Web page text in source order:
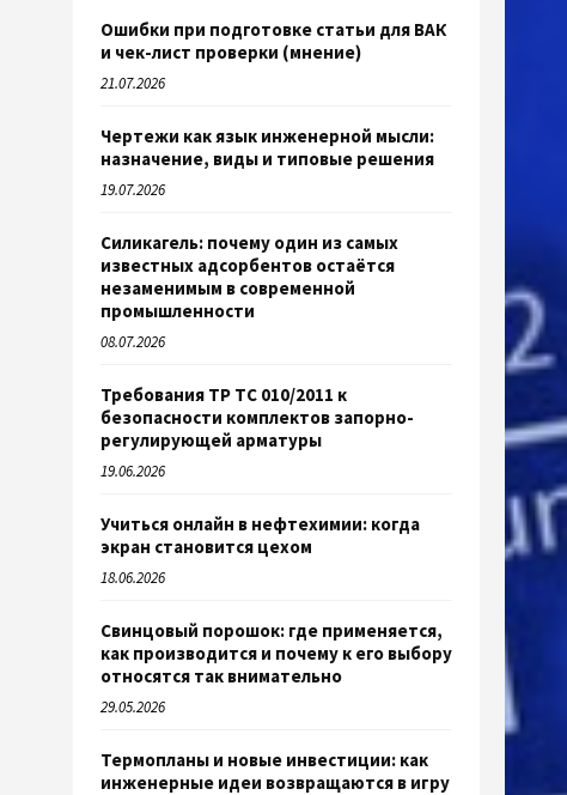
Ошибки при подготовке статьи для ВАК
и чек-лист проверки (мнение)
21.07.2026
Чертежи как язык инженерной мысли:
назначение, виды и типовые решения
19.07.2026
Силикагель: почему один из самых
известных адсорбентов остаётся
незаменимым в современной
промышленности
08.07.2026
Требования ТР ТС 010/2011 к
безопасности комплектов запорно-
регулирующей арматуры
19.06.2026
Учиться онлайн в нефтехимии: когда
экран становится цехом
18.06.2026
Свинцовый порошок: где применяется,
как производится и почему к его выбору
относятся так внимательно
29.05.2026
Термопланы и новые инвестиции: как
инженерные идеи возвращаются в игру